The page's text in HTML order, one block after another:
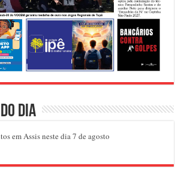
dia
em Assis neste dia 7 de agosto